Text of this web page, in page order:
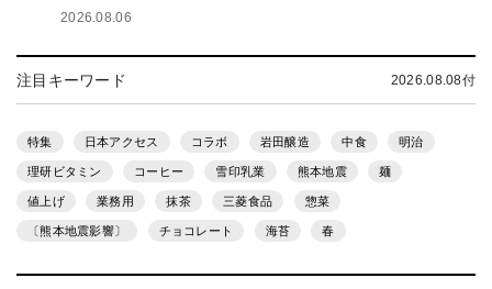
2026.08.06
注目キーワード 2026.08.08付
特集 日本アクセス コラボ 岩田醸造 中食 明治
理研ビタミン コーヒー 雪印乳業 熊本地震 麺
値上げ 業務用 抹茶 三菱食品 惣菜
〔熊本地震影響〕 チョコレート 海苔 春